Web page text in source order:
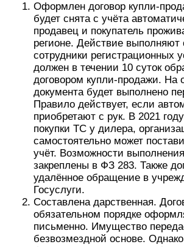
Оформлен договор купли-
будет снята с учёта
продавец и покупатель
регионе. Действие выполняют
сотрудники регистрационных
должен в течении 10 суток
договором купли-продажи. На
документа будет выполнено
Правило действует, если
приобретают с рук. В 2021
покупки ТС у дилера,
самостоятельно может
учёт. Возможности
закреплены в ФЗ 283. Также
удалённое обращение в
Госуслуги.
Составлена дарственная.
обязательном порядке
письменно. Имущество
безвозмездной основе.